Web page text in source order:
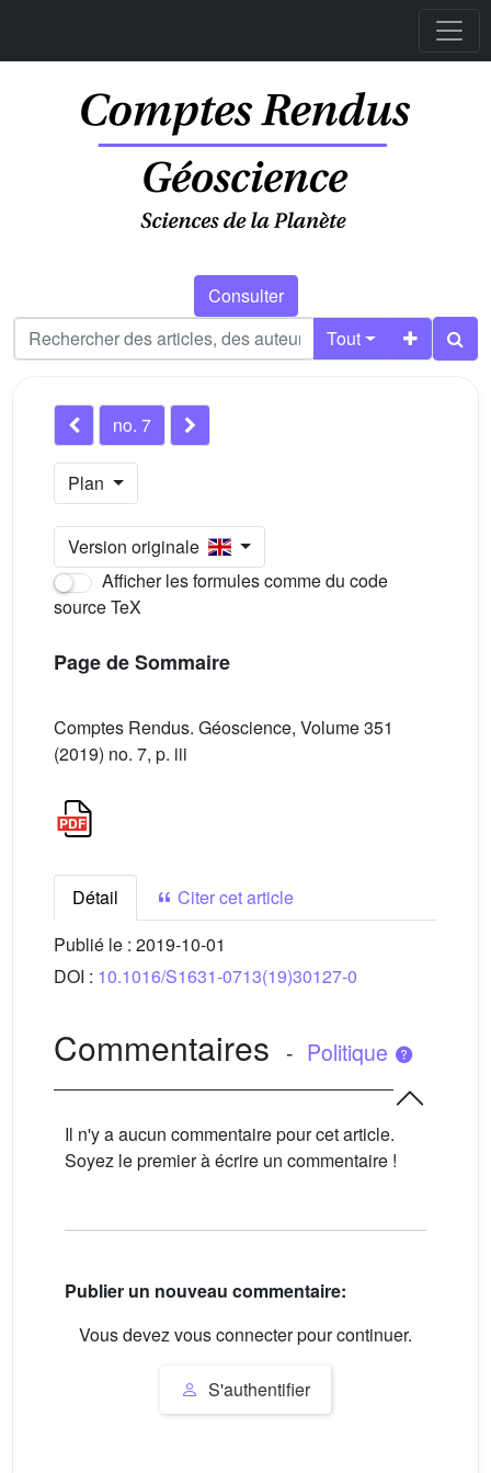
Consulter
Tout
no. 7
Plan
Version originale
Afficher les formules comme du code
source TeX
Page de Sommaire
Comptes Rendus. Géoscience, Volume 351
(2019) no. 7, p. iii
Détail
Citer cet article
Publié le : 2019-10-01
DOI : 10.1016/S1631-0713(19)30127-0
Commentaires - Politique
Il n'y a aucun commentaire pour cet article.
Soyez le premier à écrire un commentaire !
Publier un nouveau commentaire:
Vous devez vous connecter pour continuer.
S'authentifier